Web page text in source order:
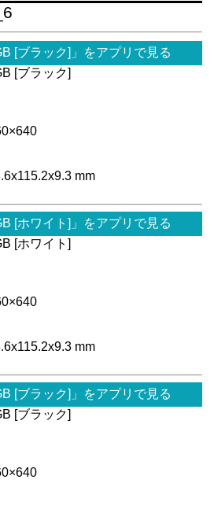
[ブラック]」をアプリで見る
[ブラック]
mm
[ホワイト]」をアプリで見る
[ホワイト]
mm
[ブラック]」をアプリで見る
[ブラック]